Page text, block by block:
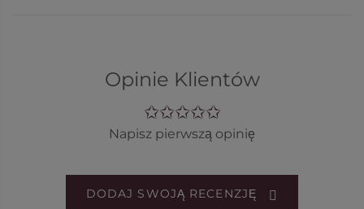
Opinie Klientów
Napisz pierwszą opinię
DODAJ SWOJĄ RECENZJĘ